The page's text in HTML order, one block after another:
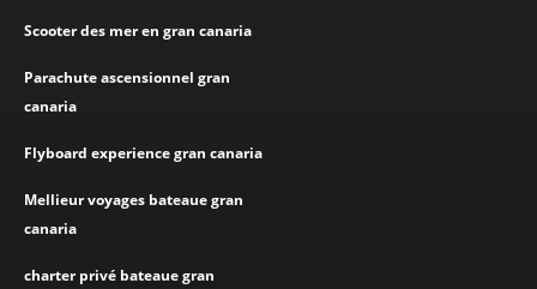
Scooter des mer en gran canaria
Parachute ascensionnel gran
canaria
Flyboard experience gran canaria
Mellieur voyages bateaue gran
canaria
charter privé bateaue gran